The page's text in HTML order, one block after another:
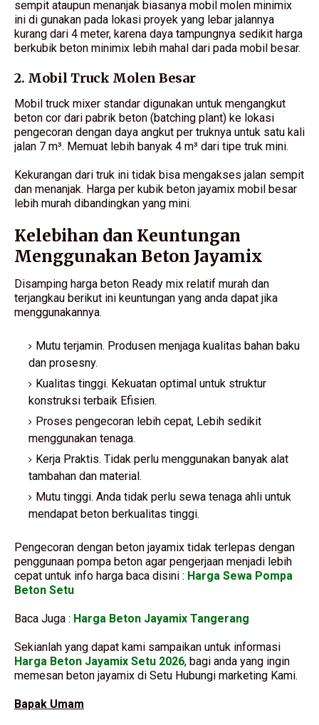
sempit ataupun menanjak biasanya mobil molen minimix
ini di gunakan pada lokasi proyek yang lebar jalannya
kurang dari 4 meter, karena daya tampungnya sedikit harga
berkubik beton minimix lebih mahal dari pada mobil besar.
2. Mobil Truck Molen Besar
Mobil truck mixer standar digunakan untuk mengangkut
beton cor dari pabrik beton (batching plant) ke lokasi
pengecoran dengan daya angkut per truknya untuk satu kali
jalan 7 m³. Memuat lebih banyak 4 m³ dari tipe truk mini.
Kekurangan dari truk ini tidak bisa mengakses jalan sempit
dan menanjak. Harga per kubik beton jayamix mobil besar
lebih murah dibandingkan yang mini.
Kelebihan dan Keuntungan
Menggunakan Beton Jayamix
Disamping harga beton Ready mix relatif murah dan
terjangkau berikut ini keuntungan yang anda dapat jika
menggunakannya.
Mutu terjamin. Produsen menjaga kualitas bahan baku
dan prosesny.
Kualitas tinggi. Kekuatan optimal untuk struktur
konstruksi terbaik Efisien.
Proses pengecoran lebih cepat, Lebih sedikit
menggunakan tenaga.
Kerja Praktis. Tidak perlu menggunakan banyak alat
tambahan dan material.
Mutu tinggi. Anda tidak perlu sewa tenaga ahli untuk
mendapat beton berkualitas tinggi.
Pengecoran dengan beton jayamix tidak terlepas dengan
penggunaan pompa beton agar pengerjaan menjadi lebih
cepat untuk info harga baca disini : Harga Sewa Pompa
Beton Setu
Baca Juga : Harga Beton Jayamix Tangerang
Sekianlah yang dapat kami sampaikan untuk informasi
Harga Beton Jayamix Setu 2026, bagi anda yang ingin
memesan beton jayamix di Setu Hubungi marketing Kami.
Bapak Umam